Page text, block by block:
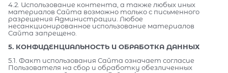
4.2. Использование контента, а также любых иных
материалов Сайта возможно только с письменного
разрешения Администрации. Любое
несанкционированное использование материалов
Сайта запрещено.
5. КОНФИДЕНЦИАЛЬНОСТЬ И ОБРАБОТКА ДАННЫХ
5.1. Факт использования Сайта означает согласие
Пользователя на сбор и обработку обезличенных